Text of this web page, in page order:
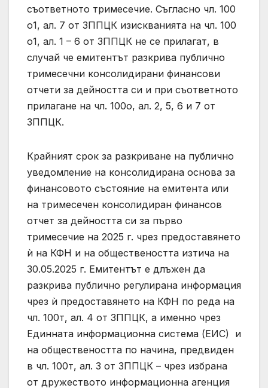
съответното тримесечие. Съгласно чл. 100
о1, ал. 7 от ЗППЦК изискванията на чл. 100
о1, ал. 1 – 6 от ЗППЦК не се прилагат, в
случай че емитентът разкрива публично
тримесечни консолидирани финансови
отчети за дейността си и при съответното
прилагане на чл. 100o, ал. 2, 5, 6 и 7 от
ЗППЦК.
Крайният срок за разкриване на публично
уведомление на консолидирана основа за
финансовото състояние на емитента или
на тримесечен консолидиран финансов
отчет за дейността си за първо
тримесечие на 2025 г. чрез предоставянето
ѝ на КФН и на обществеността изтича на
30.05.2025 г. Емитентът е длъжен да
разкрива публично регулирана информация
чрез ѝ предоставянето на КФН по реда на
чл. 100т, ал. 4 от ЗППЦК, а именно чрез
Единната информационна система (ЕИС) и
на обществеността по начина, предвиден
в чл. 100т, ал. 3 от ЗППЦК – чрез избрана
от дружеството информационна агенция